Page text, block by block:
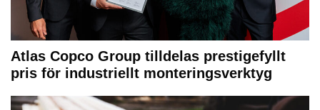
Atlas Copco Group tilldelas prestigefyllt
pris för industriellt monteringsverktyg